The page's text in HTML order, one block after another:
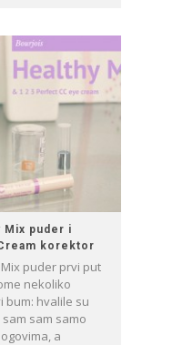
Mix puder i
korektor
puder prvi put
nekoliko
bum: hvalile su
sam samo
a